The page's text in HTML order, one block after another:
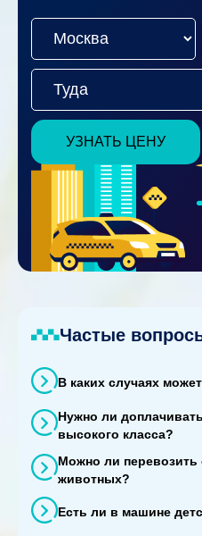
УЗНАТЬ ЦЕНУ
Частые
В каких случаях
Нужно ли
высокого класса?
Можно ли
животных?
Есть ли в машине